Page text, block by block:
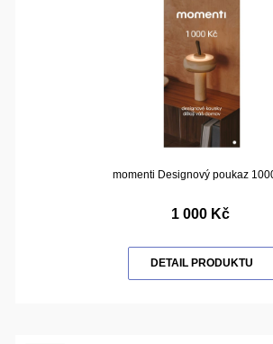
momenti Designový poukaz
1 000 Kč
DETAIL PRODUKTU